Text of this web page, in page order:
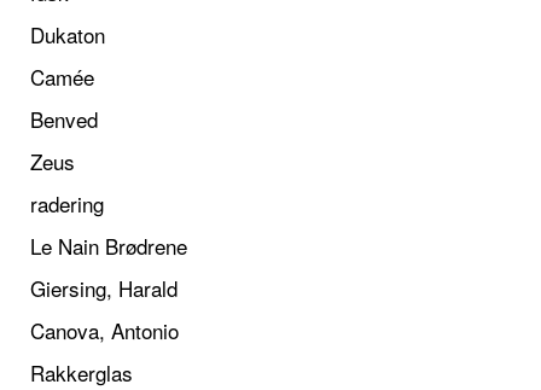
Dukaton
Camée
Benved
Zeus
radering
Le Nain Brødrene
Giersing, Harald
Canova, Antonio
Rakkerglas